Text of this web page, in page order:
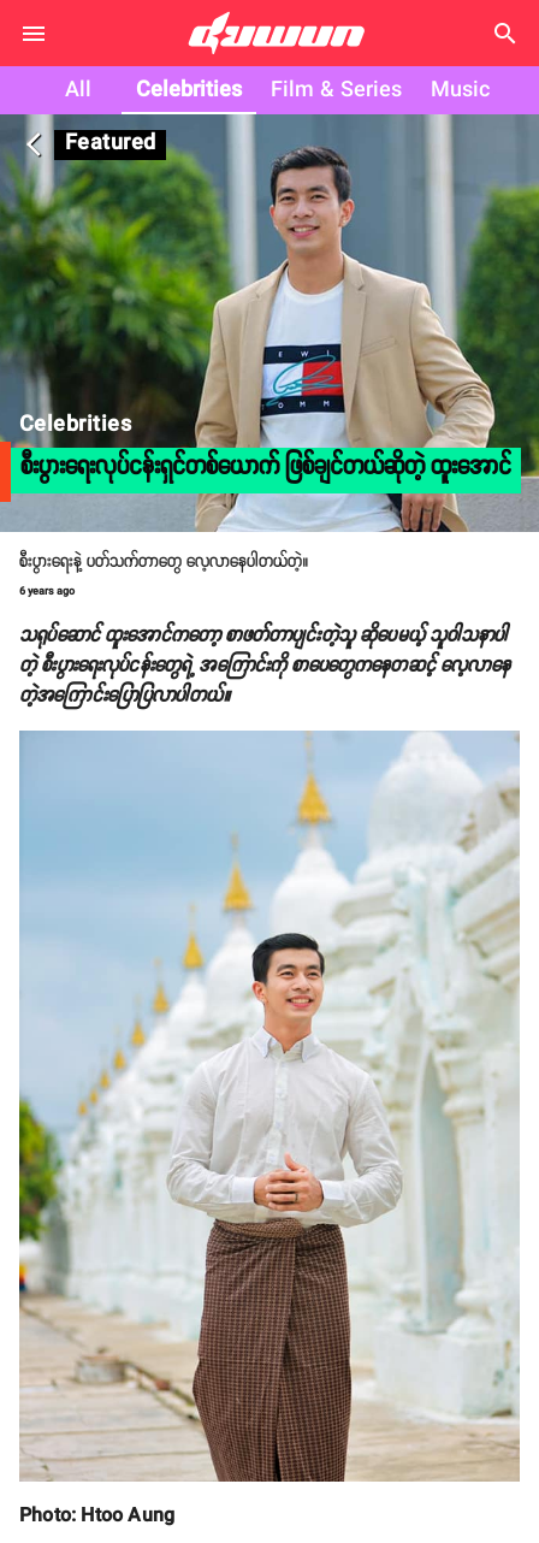
search
All Celebrities Film & Series
Music
Featured
arrow_back_ios
Celebrities
စီးပွားရေးလုပ်ငန်းရှင်တစ်ယောက် ဖြစ်ချင်တယ်ဆိုတဲ့ ထူးအောင်
စီးပွားရေးနဲ့ ပတ်သက်တာတွေ လေ့လာနေပါတယ်တဲ့။
6 years ago
သရုပ်ဆောင် ထူးအောင်ကတော့ စာဖတ်တာပျင်းတဲ့သူ ဆိုပေမယ့် သူဝါသနာပါ
တဲ့ စီးပွားရေးလုပ်ငန်းတွေရဲ့ အကြောင်းကို စာပေတွေကနေတဆင့် လေ့လာနေ
တဲ့အကြောင်းပြောပြလာပါတယ်။
Photo: Htoo Aung